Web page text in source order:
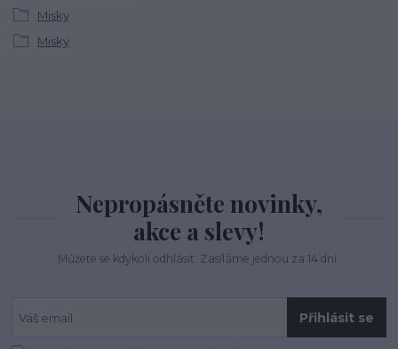
Misky
Misky
Nepropásněte novinky,
akce a slevy!
Můžete se kdykoli odhlásit. Zasíláme jednou za 14 dní.
Přihlásit se